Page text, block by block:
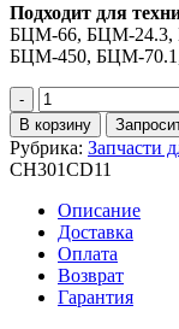
Подходит для
БЦМ-66, БЦМ-24.3,
БЦМ-450, БЦМ-
Количество
Фильтроэлемент
CH301CD11
В корзину
Рубрика: Запчасти
CH301CD11
Описание
Доставка
Оплата
Возврат
Гарантия